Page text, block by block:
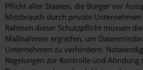
Pflicht aller Staaten, die Bürger vor
Missbrauch durch private Unternehmen
Rahmen dieser Schutzpflicht müssen
Maßnahmen ergreifen, um
Unternehmen zu verhindern.
Regelungen zur Kontrolle und Ahndung